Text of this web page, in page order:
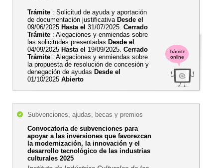
Trámite
online
Trámite : Solicitud de ayuda y aportación
de documentación justificativa Desde el
09/06/2025 Hasta el 31/07/2025. Cerrado
Trámite : Alegaciones y enmiendas sobre
las solicitudes presentadas Desde el
04/09/2025 Hasta el 19/09/2025. Cerrado
Trámite : Alegaciones y enmiendas sobre
la propuesta de resolución de concesión y
denegación de ayudas Desde el
01/10/2025 Abierto
Subvenciones, ajudas, becas y premios
Convocatoria de subvenciones para
apoyar a las inversiones que favorezcan
la modernización, la innovación y el
desarrollo tecnológico de las industrias
culturales 2025